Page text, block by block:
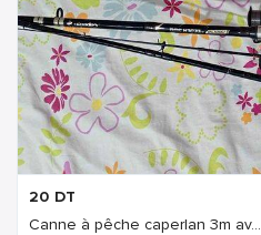
20 DT
Canne à pêche caperlan 3m av...